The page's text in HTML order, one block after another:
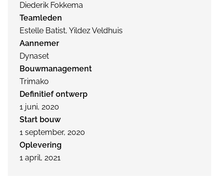
Diederik Fokkema
Teamleden
Estelle Batist, Yildez Veldhuis
Aannemer
Dynaset
Bouwmanagement
Trimako
Definitief ontwerp
1 juni, 2020
Start bouw
1 september, 2020
Oplevering
1 april, 2021